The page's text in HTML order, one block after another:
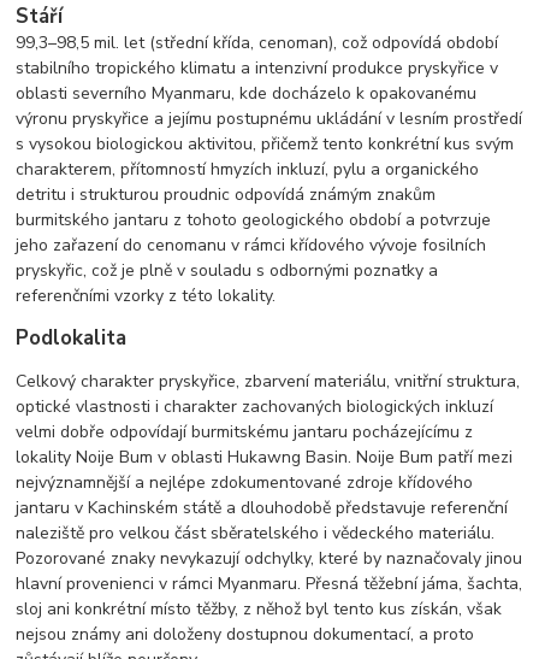
Stáří
99,3–98,5 mil. let (střední křída, cenoman), což odpovídá období
stabilního tropického klimatu a intenzivní produkce pryskyřice v
oblasti severního Myanmaru, kde docházelo k opakovanému
výronu pryskyřice a jejímu postupnému ukládání v lesním prostředí
s vysokou biologickou aktivitou, přičemž tento konkrétní kus svým
charakterem, přítomností hmyzích inkluzí, pylu a organického
detritu i strukturou proudnic odpovídá známým znakům
burmitského jantaru z tohoto geologického období a potvrzuje
jeho zařazení do cenomanu v rámci křídového vývoje fosilních
pryskyřic, což je plně v souladu s odbornými poznatky a
referenčními vzorky z této lokality.
Podlokalita
Celkový charakter pryskyřice, zbarvení materiálu, vnitřní struktura,
optické vlastnosti i charakter zachovaných biologických inkluzí
velmi dobře odpovídají burmitskému jantaru pocházejícímu z
lokality Noije Bum v oblasti Hukawng Basin. Noije Bum patří mezi
nejvýznamnější a nejlépe zdokumentované zdroje křídového
jantaru v Kachinském státě a dlouhodobě představuje referenční
naleziště pro velkou část sběratelského i vědeckého materiálu.
Pozorované znaky nevykazují odchylky, které by naznačovaly jinou
hlavní provenienci v rámci Myanmaru. Přesná těžební jáma, šachta,
sloj ani konkrétní místo těžby, z něhož byl tento kus získán, však
nejsou známy ani doloženy dostupnou dokumentací, a proto